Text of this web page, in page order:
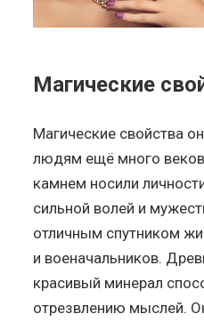
Магические
Магические свойства
людям ещё много
камнем носили
сильной волей и
отличным спутником
и военачальников.
красивый минерал
отрезвлению мыслей.